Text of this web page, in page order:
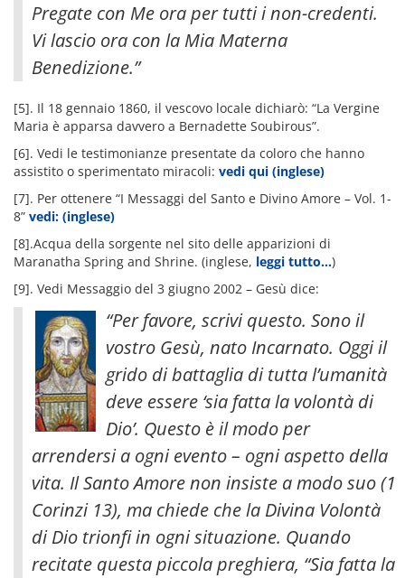
Pregate con Me ora per tutti i non-credenti.
Vi lascio ora con la Mia Materna
Benedizione.”
[5]. Il 18 gennaio 1860, il vescovo locale dichiarò: “La Vergine
Maria è apparsa davvero a Bernadette Soubirous”.
[6]. Vedi le testimonianze presentate da coloro che hanno
assistito o sperimentato miracoli: vedi qui (inglese)
[7]. Per ottenere “I Messaggi del Santo e Divino Amore – Vol. 1-
8” vedi: (inglese)
[8].Acqua della sorgente nel sito delle apparizioni di
Maranatha Spring and Shrine. (inglese, leggi tutto…)
[9]. Vedi Messaggio del 3 giugno 2002 – Gesù dice:
“Per favore, scrivi questo. Sono il
vostro Gesù, nato Incarnato. Oggi il
grido di battaglia di tutta l’umanità
deve essere ‘sia fatta la volontà di
Dio’. Questo è il modo per
arrendersi a ogni evento – ogni aspetto della
vita. Il Santo Amore non insiste a modo suo (1
Corinzi 13), ma chiede che la Divina Volontà
di Dio trionfi in ogni situazione. Quando
recitate questa piccola preghiera, “Sia fatta la